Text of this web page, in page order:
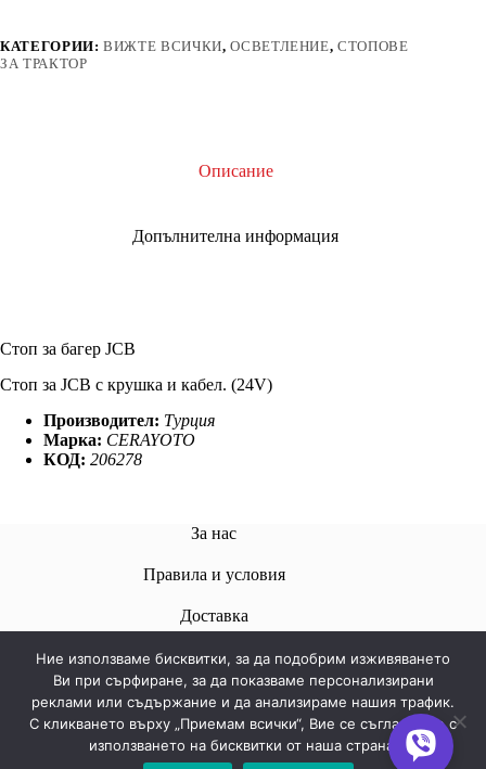
КАТЕГОРИИ:ВИЖТЕ ВСИЧКИ,ОСВЕТЛЕНИЕ,СТОПОВЕ
ЗА ТРАКТОР
Описание
Допълнителна информация
Стоп за багер JCB
Стоп за JCB с крушка и кабел. (24V)
Производител: Турция
Марка: CERAYOTO
КОД: 206278
За нас
Правила и условия
Доставкa
Свържете се с нас
Ние използваме бисквитки, за да подобрим изживяването
Ви при сърфиране, за да показваме персонализирани
реклами или съдържание и да анализираме нашия трафик.
С кликването върху „Приемам всички“, Вие се съгласявате с
използването на бисквитки от наша страна.